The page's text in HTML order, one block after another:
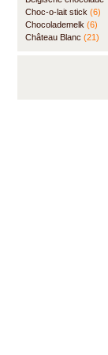
(84)
Choc-o-lait stick (6)
Chocolademelk (6)
Château Blanc (21)